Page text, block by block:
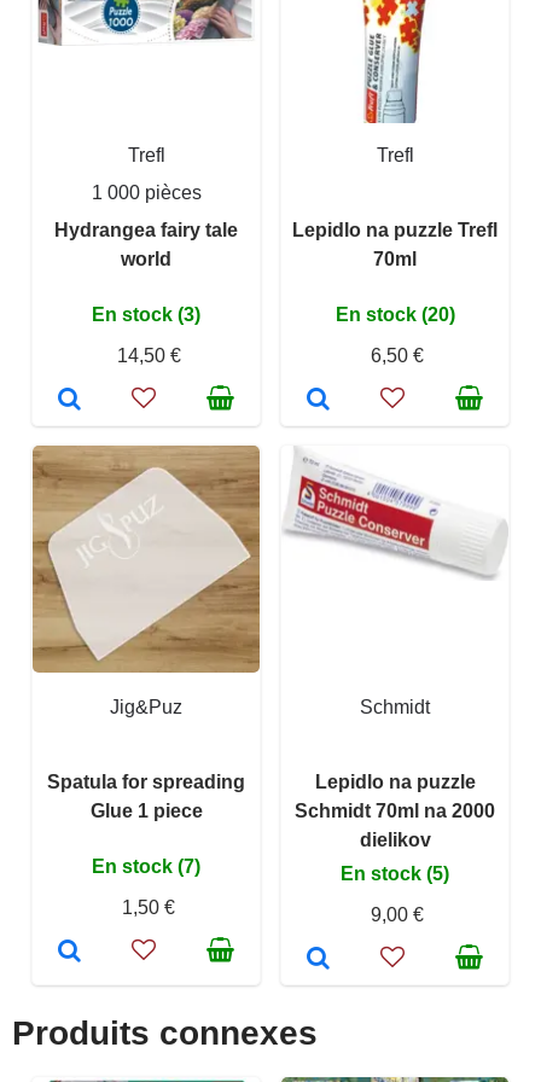
Trefl
1 000 pièces
Hydrangea fairy tale
world
En stock (3)
14,50 €
Trefl
Lepidlo na puzzle Trefl
70ml
En stock (20)
6,50 €
Jig&Puz
Spatula for spreading
Glue 1 piece
En stock (7)
1,50 €
Schmidt
Lepidlo na puzzle
Schmidt 70ml na 2000
dielikov
En stock (5)
9,00 €
Produits connexes